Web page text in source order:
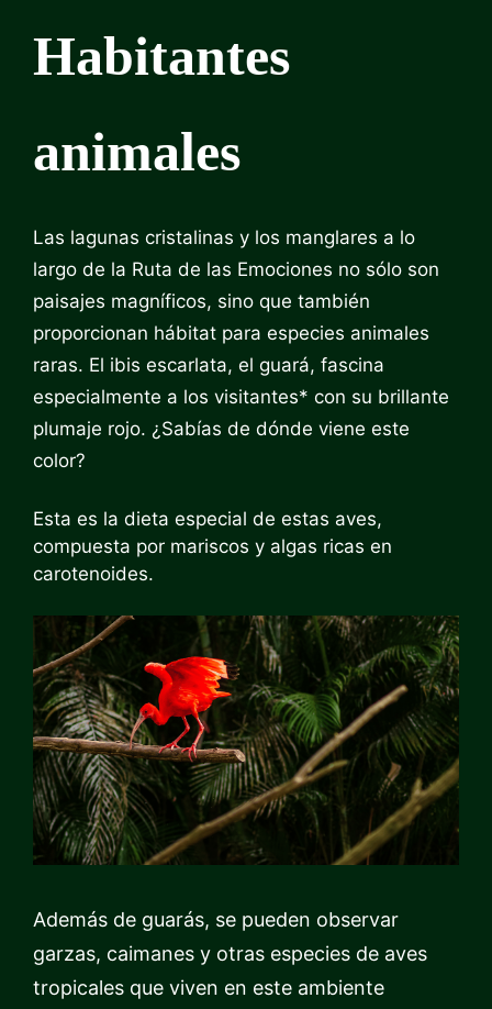
Habitantes
animales
Las lagunas cristalinas y los manglares a lo
largo de la Ruta de las Emociones no sólo son
paisajes magníficos, sino que también
proporcionan hábitat para especies animales
raras. El ibis escarlata, el guará, fascina
especialmente a los visitantes* con su brillante
plumaje rojo. ¿Sabías de dónde viene este
color?
Esta es la dieta especial de estas aves,
compuesta por mariscos y algas ricas en
carotenoides.
Además de guarás, se pueden observar
garzas, caimanes y otras especies de aves
tropicales que viven en este ambiente